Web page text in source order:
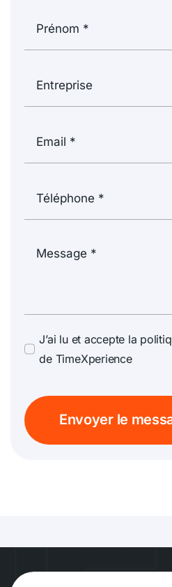
J’ai lu et accepte la
de TimeXperience
Envoyer le